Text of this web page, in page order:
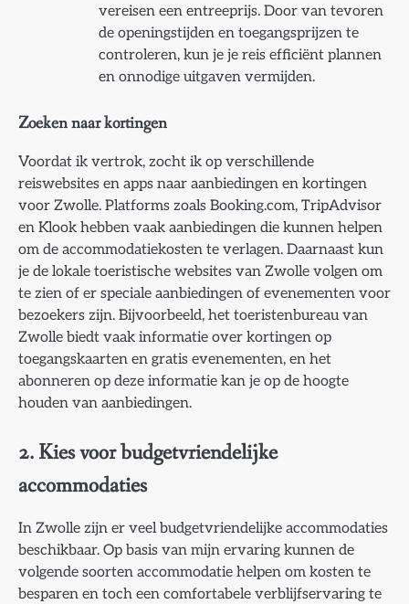
vereisen een entreeprijs. Door van tevoren
de openingstijden en toegangsprijzen te
controleren, kun je je reis efficiënt plannen
en onnodige uitgaven vermijden.
Zoeken naar kortingen
Voordat ik vertrok, zocht ik op verschillende
reiswebsites en apps naar aanbiedingen en kortingen
voor Zwolle. Platforms zoals Booking.com, TripAdvisor
en Klook hebben vaak aanbiedingen die kunnen helpen
om de accommodatiekosten te verlagen. Daarnaast kun
je de lokale toeristische websites van Zwolle volgen om
te zien of er speciale aanbiedingen of evenementen voor
bezoekers zijn. Bijvoorbeeld, het toeristenbureau van
Zwolle biedt vaak informatie over kortingen op
toegangskaarten en gratis evenementen, en het
abonneren op deze informatie kan je op de hoogte
houden van aanbiedingen.
2.Kies voor budgetvriendelijke
accommodaties
In Zwolle zijn er veel budgetvriendelijke accommodaties
beschikbaar. Op basis van mijn ervaring kunnen de
volgende soorten accommodatie helpen om kosten te
besparen en toch een comfortabele verblijfservaring te